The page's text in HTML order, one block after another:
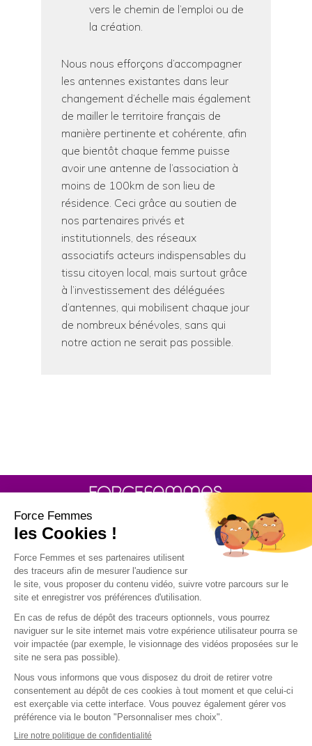
vers le chemin de l’emploi ou de
la création.
Nous nous efforçons d’accompagner
les antennes existantes dans leur
changement d’échelle mais également
de mailler le territoire français de
manière pertinente et cohérente, afin
que bientôt chaque femme puisse
avoir une antenne de l’association à
moins de 100km de son lieu de
résidence. Ceci grâce au soutien de
nos partenaires privés et
institutionnels, des réseaux
associatifs acteurs indispensables du
tissu citoyen local, mais surtout grâce
à l’investissement des déléguées
d’antennes, qui mobilisent chaque jour
de nombreux bénévoles, sans qui
notre action ne serait pas possible.
30 rue Baron - 75017 PARIS
POLITIQUE DE GESTION DES COOKIES